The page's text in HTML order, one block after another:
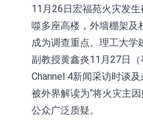
(02286.HK)涨
100%
【异动股】焦
猫
浙江证监局
采取出具警示
11月26日宏福苑火灾发
噬多座高楼，外墙棚架及
成为调查重点。理工大学
副教授黄鑫炎11月27日
Channel 4新闻采访时谈
被外界解读为“将火灾主
公众广泛质疑。